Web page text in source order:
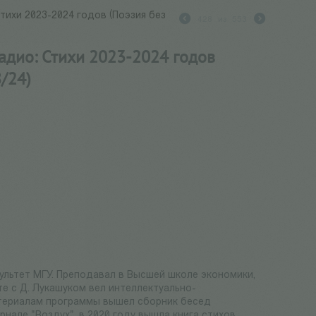
2023-2024 годов (Поэзия без
Стихи 2023-2024 годов
24)
МГУ. Преподавал в Высшей школе экономики,
с Д. Лукашуком вел интеллектуально-
программы вышел сборник бесед